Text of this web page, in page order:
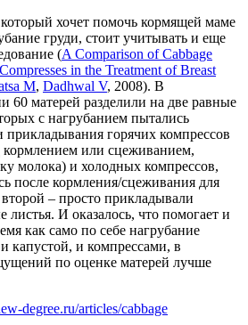
который хочет помочь кормящей маме
груди, стоит учитывать и еще
(A Comparison of Cabbage
in the Treatment of Breast
M, Dadhwal V, 2008). В
60 матерей разделили на две равные
с нагрубанием пытались
горячих компрессов
кормлением или сцеживанием,
молока) и холодных компрессов,
после кормления/сцеживания для
– просто прикладывали
И оказалось, что помогает и
как само по себе нагрубание
капустой, и компрессами, в
по оценке матерей лучше
degree.ru/articles/cabbage